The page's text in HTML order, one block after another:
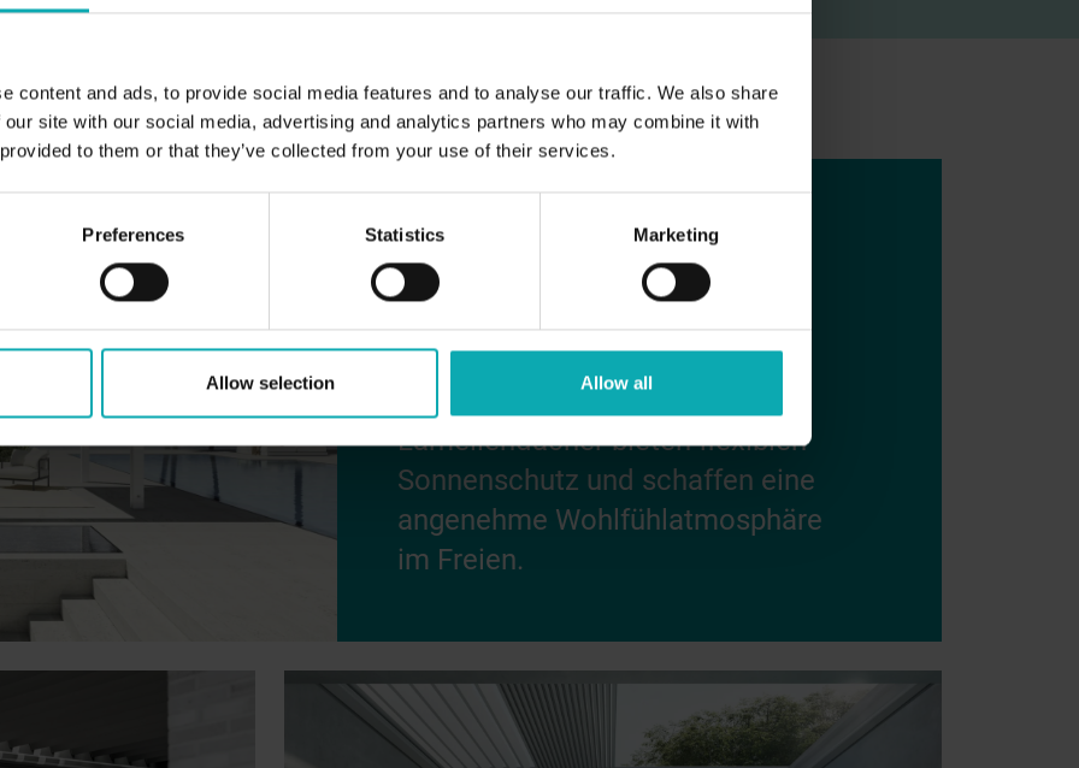
content and ads, to provide social media features and to analyse our traffic. We also share
site with our social media, advertising and analytics partners who may combine it with
to them or that they’ve collected from your use of their services.
Preferences Statistics Marketing
Allow selection Allow all
Lamellendächer bieten flexiblen
Sonnenschutz und schaffen eine
angenehme Wohlfühlatmosphäre
im Freien.